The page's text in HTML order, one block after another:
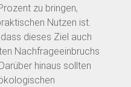
zu bringen,
Nutzen ist.
dieses Ziel auch
Nachfrageeinbruchs
hinaus sollten